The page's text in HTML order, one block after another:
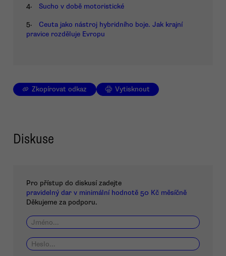
4. Sucho v době motoristické
5.
Ceuta jako nástroj hybridního boje. Jak krajní
pravice rozděluje Evropu
Zkopírovat odkaz Vytisknout
Diskuse
Pro přístup do diskusí zadejte
pravidelný dar v minimální hodnotě 50 Kč měsíčně
Děkujeme za podporu.